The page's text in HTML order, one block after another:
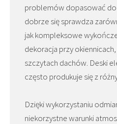
problemów dopasować do
dobrze się sprawdza
jak kompleksowe
dekoracja przy
szczytach dachów. Deski
często produkuje się z
Dzięki wykorzystaniu
niekorzystne warunki